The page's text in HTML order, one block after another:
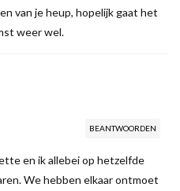
van je heup, hopelijk gaat het
weer wel.
BEANTWOORDEN
en ik allebei op hetzelfde
We hebben elkaar ontmoet